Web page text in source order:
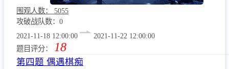
围观人数：
5055
攻破战队数：0
2021-11-18 12:00:00
2021-11-22 12:00:00
题目评分：
18
第四题 偶遇棋痴